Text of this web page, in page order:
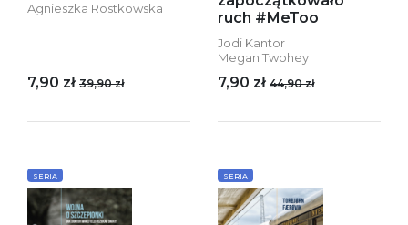
Agnieszka Rostkowska
7,90 zł 39,90 zł
ruch #MeToo
Jodi Kantor
Megan Twohey
7,90 zł 44,90 zł
SERIA SERIA